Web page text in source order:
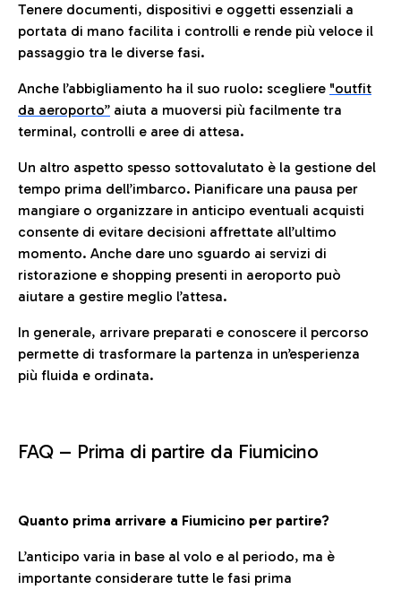
Tenere documenti, dispositivi e oggetti essenziali a
portata di mano facilita i controlli e rende più veloce il
passaggio tra le diverse fasi.
Anche l’abbigliamento ha il suo ruolo: scegliere "outfit
da aeroporto” aiuta a muoversi più facilmente tra
terminal, controlli e aree di attesa.
Un altro aspetto spesso sottovalutato è la gestione del
tempo prima dell’imbarco. Pianificare una pausa per
mangiare o organizzare in anticipo eventuali acquisti
consente di evitare decisioni affrettate all’ultimo
momento. Anche dare uno sguardo ai servizi di
ristorazione e shopping presenti in aeroporto può
aiutare a gestire meglio l’attesa.
In generale, arrivare preparati e conoscere il percorso
permette di trasformare la partenza in un’esperienza
più fluida e ordinata.
FAQ – Prima di partire da Fiumicino
Quanto prima arrivare a Fiumicino per partire?
L’anticipo varia in base al volo e al periodo, ma è
importante considerare tutte le fasi prima